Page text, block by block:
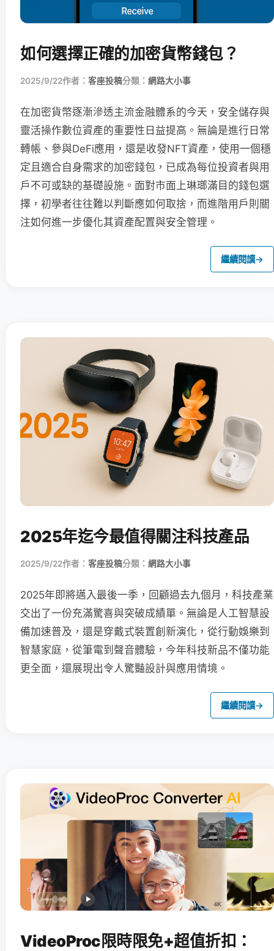
如何選擇正確的加密貨幣錢包？
2025/9/22作者： 客座投稿分類： 網路大小事
在加密貨幣逐漸滲透主流金融體系的今天，安全儲存與
靈活操作數位資產的重要性日益提高。無論是進行日常
轉帳、參與DeFi應用，還是收發NFT資產，使用一個穩
定且適合自身需求的加密錢包，已成為每位投資者與用
戶不可或缺的基礎設施。面對市面上琳瑯滿目的錢包選
擇，初學者往往難以判斷應如何取捨，而進階用戶則關
注如何進一步優化其資產配置與安全管理。
繼續閱讀→
2025年迄今最值得關注科技產品
2025/9/22作者： 客座投稿分類： 網路大小事
2025年即將邁入最後一季，回顧過去九個月，科技產業
交出了一份充滿驚喜與突破成績單。無論是人工智慧設
備加速普及，還是穿戴式裝置創新演化，從行動娛樂到
智慧家庭，從筆電到聲音體驗，今年科技新品不僅功能
更全面，還展現出令人驚豔設計與應用情境。
繼續閱讀→
VideoProc限時限免+超值折扣：